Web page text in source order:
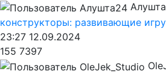
конструкторы: развивающие
23:27 12.09.2024
155 7397